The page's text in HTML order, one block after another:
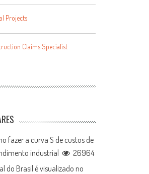
Projects
Claims Specialist
fazer a curva S de custos de
industrial
26964
do Brasil é visualizado no